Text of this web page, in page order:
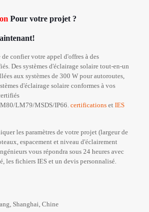
Pour votre projet ?
de confier votre appel d'offres à des
Des systèmes d'éclairage solaire tout-en-un
aux systèmes de 300 W pour autoroutes,
d'éclairage solaire conformes à vos
LM79/MSDS/IP66. certifications et IES
les paramètres de votre projet (largeur de
espacement et niveau d'éclairement
vous répondra sous 24 heures avec
les fichiers IES et un devis personnalisé.
Shanghai, Chine